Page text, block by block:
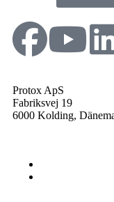
Protox ApS
Fabriksvej 19
6000 Kolding,